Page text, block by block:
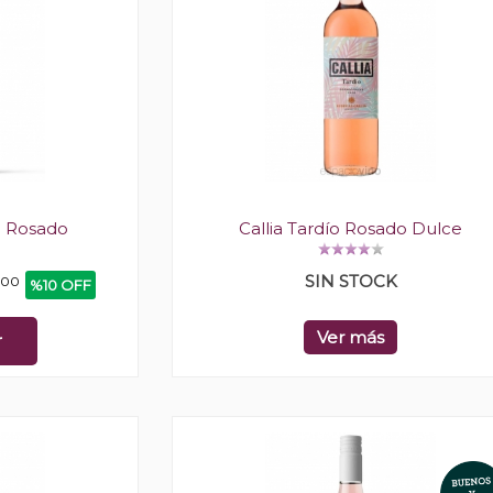
00 %10 OFF
Callia Tardío Rosado Dulce
SIN STOCK
Ver más